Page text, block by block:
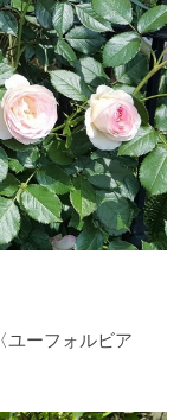
ユーフォルビア